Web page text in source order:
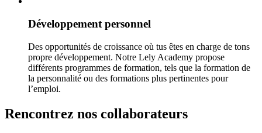
Développement personnel
Des opportunités de croissance où tus êtes en charge de tons
propre développement. Notre Lely Academy propose
différents programmes de formation, tels que la formation de
la personnalité ou des formations plus pertinentes pour
l’emploi.
Rencontrez nos collaborateurs